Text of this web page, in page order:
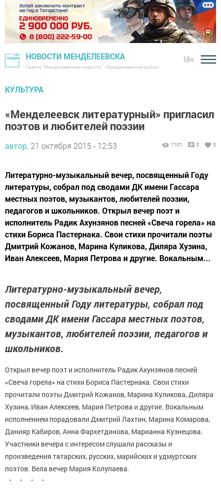
НОВОСТИ МЕНДЕЛЕЕВСКА
Газета "Менделеевские новости" - Менделеевский район
18+
КУЛЬТУРА
«Менделеевск литературный» пригласил
поэтов и любителей поэзии
автор, 21 октября 2015 - 12:53 1101 0 0
Литературно-музыкальный вечер, посвященный Году
литературы, собрал под сводами ДК имени Гассара
местных поэтов, музыкантов, любителей поэзии,
педагогов и школьников. Открыл вечер поэт и
исполнитель Радик Ахунзянов песней «Свеча горела» на
стихи Бориса Пастернака. Свои стихи прочитали поэты
Дмитрий Кожанов, Марина Куликова, Диляра Хузина,
Иван Алексеев, Мария Петрова и другие. Вокальным...
Литературно-музыкальный вечер,
посвященный Году литературы, собрал под
сводами ДК имени Гассара местных поэтов,
музыкантов, любителей поэзии, педагогов и
школьников.
Открыл вечер поэт и исполнитель Радик Ахунзянов песней
«Свеча горела» на стихи Бориса Пастернака. Свои стихи
прочитали поэты Дмитрий Кожанов, Марина Куликова, Диляра
Хузина, Иван Алексеев, Мария Петрова и другие. Вокальным
исполнением порадовали Дмитрий Лахтин, Марина Комарова,
Данияр Кабиров, Анна Фархетдинова, Марианна Кузнецова.
Участники вечера с интересом слушали рассказы и
произведения татарских, русских, марийских и удмуртских
поэтов. Вела вечер Мария Колупаева.